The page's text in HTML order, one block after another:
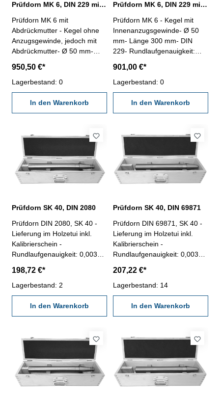
Prüfdorn MK 6, DIN 229 mit Abdrückmutter
Prüfdorn MK 6 mit
Abdrückmutter - Kegel ohne
Anzugsgewinde, jedoch mit
Abdrückmutter- Ø 50 mm-
Rundlaufgenauigkeit: 0,002
mm- Zylindrizität: 0,002 mm-
Holzetui und Kalibrierschein
auf Anfrage
950,50 €*
Lagerbestand: 0
In den Warenkorb
Prüfdorn MK 6, DIN 229 mit Innenanzugsgewinde
Prüfdorn MK 6 - Kegel mit
Innenanzugsgewinde- Ø 50
mm- Länge 300 mm- DIN
229- Rundlaufgenauigkeit:
mm- Holzetui und
Kalibrierschein auf Anfrage
901,00 €*
Lagerbestand: 0
In den Warenkorb
Prüfdorn SK 40, DIN 2080
Prüfdorn DIN 2080, SK 40 -
Lieferung im Holzetui inkl.
Kalibrierschein -
Rundlaufgenauigkeit: 0,003
198,72 €*
Lagerbestand: 2
In den Warenkorb
Prüfdorn SK 40, DIN 69871
Prüfdorn DIN 69871, SK 40 -
Lieferung im Holzetui inkl.
Kalibrierschein -
Rundlaufgenauigkeit: 0,003
207,22 €*
Lagerbestand: 14
In den Warenkorb